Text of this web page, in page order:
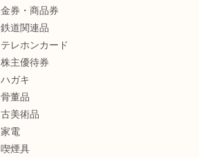
金券・商品券
鉄道関連品
テレホンカード
株主優待券
ハガキ
骨董品
古美術品
家電
喫煙具